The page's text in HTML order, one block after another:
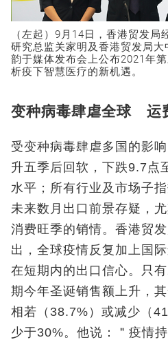
（左起）9月14日，香港贸发
研究总监关家明及香港贸发局
韵于媒体发布会上公布2021年
析疫下智慧医疗的新机遇。
变种病毒肆虐全球 运
受变种病毒肆虐多国的影
升五季后回软，下跌9.7点
水平；所有行业及市场子
未来数月出口前景存疑，
消费旺季的销情。香港贸
出，全球疫情反复加上国
在短期内的出口信心。只
期今年圣诞销售额上升，
相若（38.7%）或减少（
少于30%。他说：＂疫情